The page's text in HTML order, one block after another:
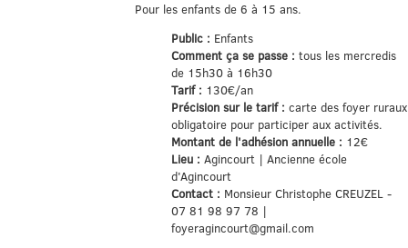
Pour les enfants de 6 à 15 ans.
Public : Enfants
Comment ça se passe :tous les mercredis
de 15h30 à 16h30
Tarif : 130€/an
Précision sur le tarif :carte des foyer ruraux
obligatoire pour participer aux activités.
Montant de l'adhésion annuelle : 12€
Lieu :Agincourt | Ancienne école
d'Agincourt
Contact : Monsieur Christophe CREUZEL -
07 81 98 97 78 |
foyeragincourt@gmail.com